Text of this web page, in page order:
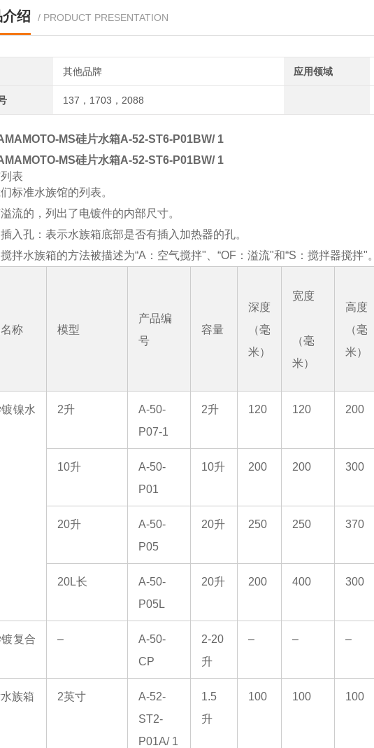
绍 / PRODUCT PRESENTATION
其他品牌 应用领域
137，1703，2088
MS硅片水箱A-52-ST6-P01BW/ 1
MS硅片水箱A-52-ST6-P01BW/ 1
表
标准水族馆的列表。
流的，列出了电镀件的内部尺寸。
入孔：表示水族箱底部是否有插入加热器的孔。
拌水族箱的方法被描述为“A：空气搅拌"、“OF：溢流"和“S：搅拌器搅拌"。
称 模型
产品编
号
容量
深度
（毫
米）
宽度
（毫
米）
高度
（毫
米）
镍水
2升
A-50-
P07-1
2升 120 120 200
10升
A-50-
P01
10升 200 200 300
20升
A-50-
P05
20升 250 250 370
20L长
A-50-
P05L
20升 200 400 300
复合
–
A-50-
CP
2-20
升
– – –
族箱 2英寸
A-52-
ST2-
P01A/ 1
1.5
升
100 100 100